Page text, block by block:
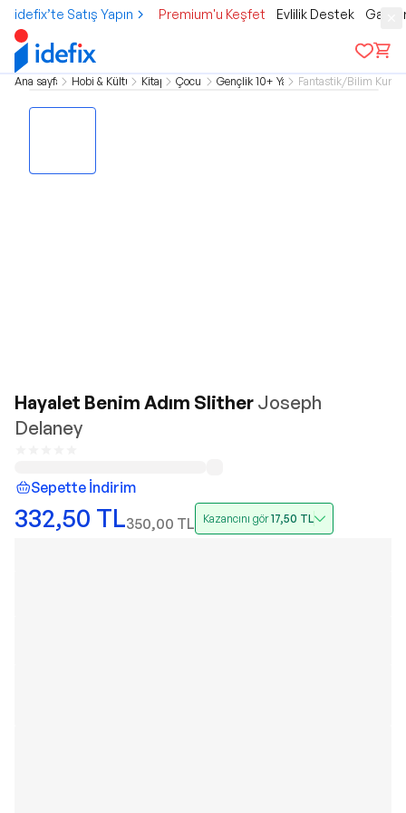
idefix’te Satış Yapın Premium'u Keşfet Evlilik Destek
Ana sayfa Hobi & Kültür Kitap Çocuk Gençlik 10+ Yaş Fantastik/Bilim Kurgu
Hayalet Benim Adım Slither Joseph
Delaney
Sepette İndirim
332,50 TL350,00 TL Kazancını gör17,50 TL